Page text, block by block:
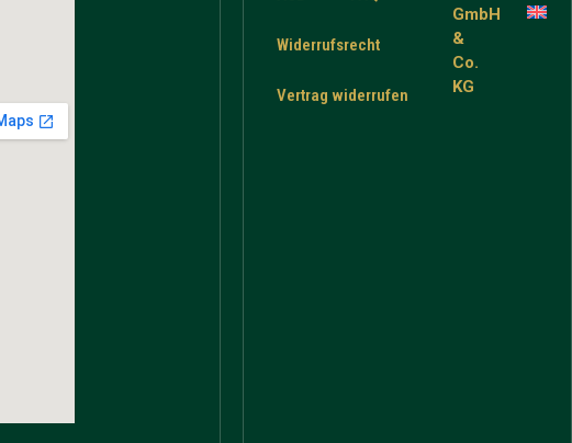
Widerrufsrecht
Vertrag widerrufen
GmbH
&
Co.
KG